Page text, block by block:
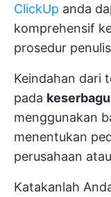
ClickUp anda
komprehensif
prosedur
Keindahan dari
pada
menggunakan
menentukan
perusahaan
Katakanlah